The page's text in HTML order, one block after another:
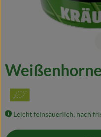
Naturkost
Kosmetik & Drogerie
Angebote & Neues
Wir empfehlen
Leicht feinsäuerlich, nach